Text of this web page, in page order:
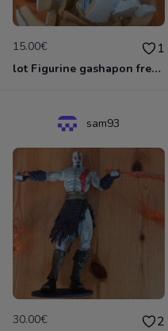
15.00€ 1
lot Figurine gashapon freezer et ghoan
sam93
30.00€ 2